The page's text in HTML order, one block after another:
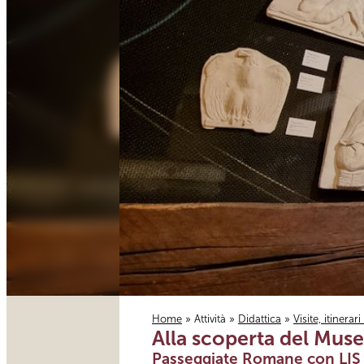
Tu sei qui
Home » Attività » Didattica » Visite,
Alla scoperta del
Passeggiate Romane con LIS